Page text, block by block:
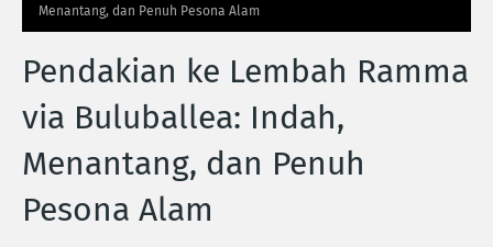
Menantang, dan Penuh Pesona Alam
Pendakian ke Lembah Ramma
via Buluballea: Indah,
Menantang, dan Penuh
Pesona Alam